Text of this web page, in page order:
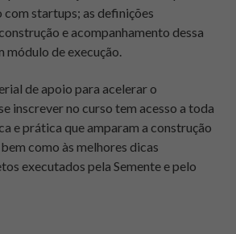
com startups; as definições
e acompanhamento dessa
módulo de execução.
de apoio para acelerar o
inscrever no curso tem acesso a toda
e prática que amparam a construção
como às melhores dicas
executados pela Semente e pelo